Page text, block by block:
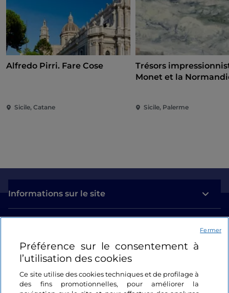
Alfredo Pirri. Fare Cose
Sicile, Catane
Trésors
Monet et la
Sicile, Palerme
Informations sur le site
Se connecter
Suivez-nous
Préférence sur le consentement à
l’utilisation des cookies
Ce site utilise des cookies techniques et de profilage à
des fins promotionnelles, pour améliorer la
Fermer